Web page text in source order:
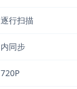
逐行扫描
内同步
720P